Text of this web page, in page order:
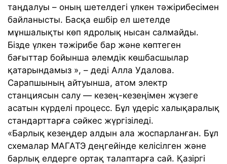
таңдалуы – оның шетелдегі үлкен тәжірибесімен
байланысты. Басқа ешбір ел шетелде
мұншалықты көп ядролық нысан салмайды.
Бізде үлкен тәжірибе бар және көптеген
бағыттар бойынша әлемдік көшбасшылар
қатарындамыз », – деді Алла Удалова.
Сарапшының айтуынша, атом электр
станциясын салу — кезең-кезеңімен жүзеге
асатын күрделі процесс. Бұл үдеріс халықаралық
стандарттарға сәйкес жүргізіледі.
«Барлық кезеңдер алдын ала жоспарланған. Бұл
схемалар МАГАТЭ деңгейінде келісілген және
барлық елдерге ортақ талаптарға сай. Қазіргі